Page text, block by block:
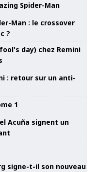
Man : le crossover
?
: retour sur un anti-
Acuña signent un
signe-t-il son nouveau